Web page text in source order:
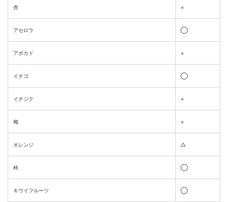
杏 ×
アセロラ ◯
アボカド ×
イチゴ ◯
イチジク ×
梅 ×
オレンジ △
柿 ◯
キウイフルーツ ◯